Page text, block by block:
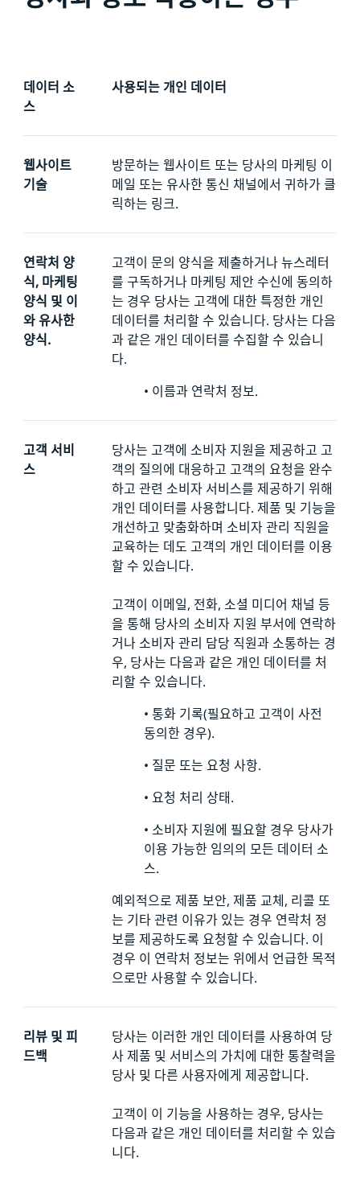
데이터 소
스
사용되는 개인 데이터
웹사이트
기술
방문하는 웹사이트 또는 당사의 마케팅 이
메일 또는 유사한 통신 채널에서 귀하가 클
릭하는 링크.
연락처 양
식, 마케팅
양식 및 이
와 유사한
양식.
고객이 문의 양식을 제출하거나 뉴스레터
를 구독하거나 마케팅 제안 수신에 동의하
는 경우 당사는 고객에 대한 특정한 개인
데이터를 처리할 수 있습니다. 당사는 다음
과 같은 개인 데이터를 수집할 수 있습니
다.
• 이름과 연락처 정보.
고객 서비
스
당사는 고객에 소비자 지원을 제공하고 고
객의 질의에 대응하고 고객의 요청을 완수
하고 관련 소비자 서비스를 제공하기 위해
개인 데이터를 사용합니다. 제품 및 기능을
개선하고 맞춤화하며 소비자 관리 직원을
교육하는 데도 고객의 개인 데이터를 이용
할 수 있습니다.
고객이 이메일, 전화, 소셜 미디어 채널 등
을 통해 당사의 소비자 지원 부서에 연락하
거나 소비자 관리 담당 직원과 소통하는 경
우, 당사는 다음과 같은 개인 데이터를 처
리할 수 있습니다.
• 통화 기록(필요하고 고객이 사전
동의한 경우).
• 질문 또는 요청 사항.
• 요청 처리 상태.
• 소비자 지원에 필요할 경우 당사가
이용 가능한 임의의 모든 데이터 소
스.
예외적으로 제품 보안, 제품 교체, 리콜 또
는 기타 관련 이유가 있는 경우 연락처 정
보를 제공하도록 요청할 수 있습니다. 이
경우 이 연락처 정보는 위에서 언급한 목적
으로만 사용할 수 있습니다.
리뷰 및 피
드백
당사는 이러한 개인 데이터를 사용하여 당
사 제품 및 서비스의 가치에 대한 통찰력을
당사 및 다른 사용자에게 제공합니다.
고객이 이 기능을 사용하는 경우, 당사는
다음과 같은 개인 데이터를 처리할 수 있습
니다.